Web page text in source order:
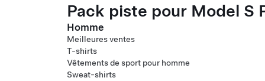
Pack piste pour Model S
Homme
Meilleures ventes
T-shirts
Vêtements de sport pour homme
Sweat-shirts